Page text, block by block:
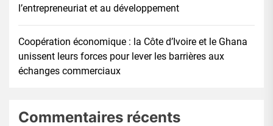
l’entrepreneuriat et au développement
Coopération économique : la Côte d’Ivoire et le Ghana
unissent leurs forces pour lever les barrières aux
échanges commerciaux
Commentaires récents